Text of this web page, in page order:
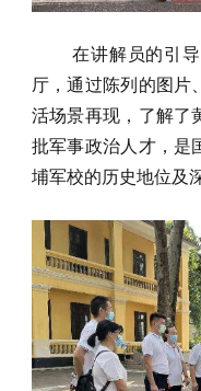
在讲解员的引
厅，通过陈列的图片
活场景再现，了解了
批军事政治人才，是
埔军校的历史地位及